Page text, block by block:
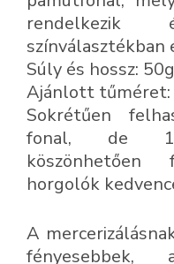
zöld
mennyiség
színválasztékban
Súly és hossz:
Ajánlott tűméret:
Sokrétűen
fonal, de
horgolók
A